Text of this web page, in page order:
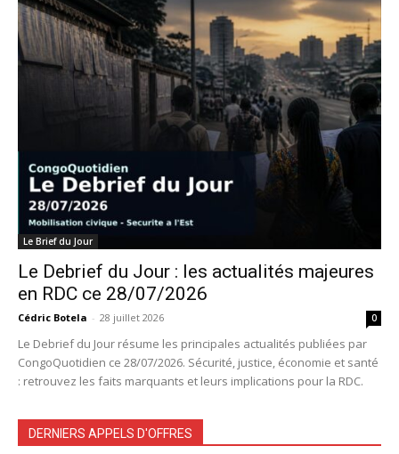
Le Brief du Jour
Le Debrief du Jour : les actualités majeures
en RDC ce 28/07/2026
Cédric Botela - 28 juillet 2026 0
Le Debrief du Jour résume les principales actualités publiées par
CongoQuotidien ce 28/07/2026. Sécurité, justice, économie et santé
: retrouvez les faits marquants et leurs implications pour la RDC.
DERNIERS APPELS D'OFFRES